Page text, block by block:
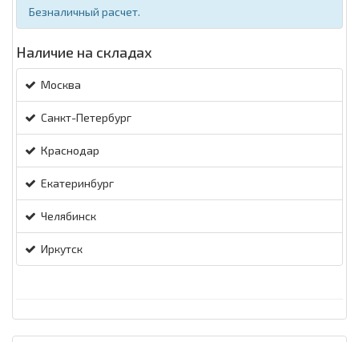
Безналичный расчет.
Наличие на складах
Москва
Санкт-Петербург
Краснодар
Екатеринбург
Челябинск
Иркутск